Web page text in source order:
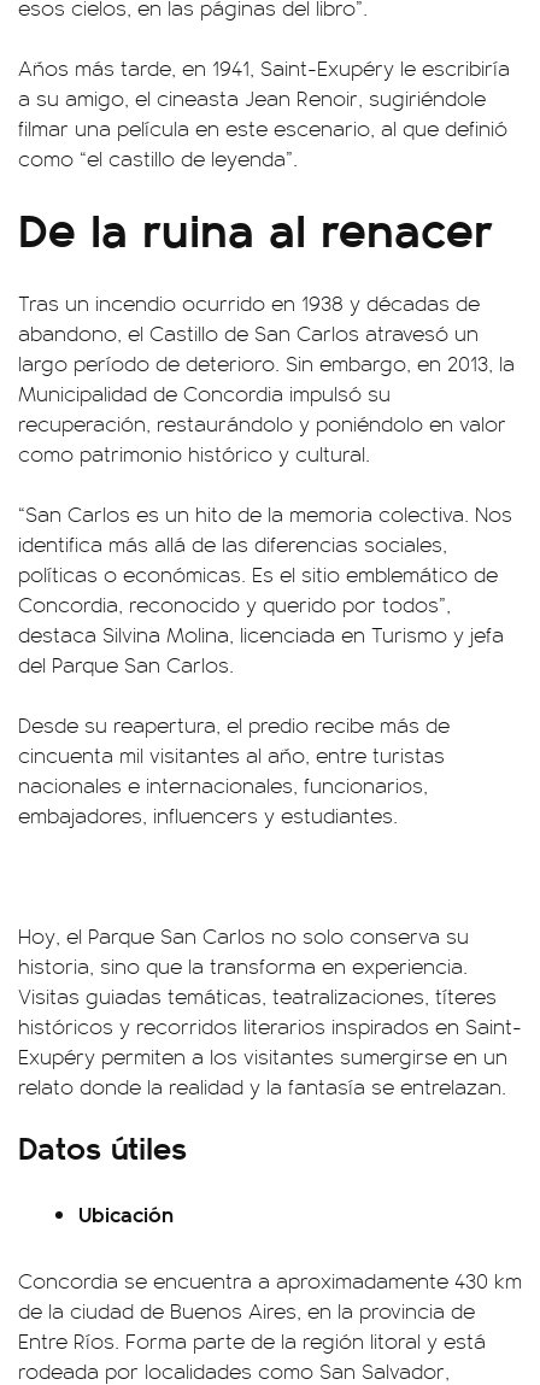
esos cielos, en las páginas del libro”.
Años más tarde, en 1941, Saint-Exupéry le escribiría
a su amigo, el cineasta Jean Renoir, sugiriéndole
filmar una película en este escenario, al que definió
como “el castillo de leyenda”.
De la ruina al renacer
Tras un incendio ocurrido en 1938 y décadas de
abandono, el Castillo de San Carlos atravesó un
largo período de deterioro. Sin embargo, en 2013, la
Municipalidad de Concordia impulsó su
recuperación, restaurándolo y poniéndolo en valor
como patrimonio histórico y cultural.
“San Carlos es un hito de la memoria colectiva. Nos
identifica más allá de las diferencias sociales,
políticas o económicas. Es el sitio emblemático de
Concordia, reconocido y querido por todos”,
destaca Silvina Molina, licenciada en Turismo y jefa
del Parque San Carlos.
Desde su reapertura, el predio recibe más de
cincuenta mil visitantes al año, entre turistas
nacionales e internacionales, funcionarios,
embajadores, influencers y estudiantes.
Hoy, el Parque San Carlos no solo conserva su
historia, sino que la transforma en experiencia.
Visitas guiadas temáticas, teatralizaciones, títeres
históricos y recorridos literarios inspirados en Saint-
Exupéry permiten a los visitantes sumergirse en un
relato donde la realidad y la fantasía se entrelazan.
Datos útiles
Ubicación
Concordia se encuentra a aproximadamente 430 km
de la ciudad de Buenos Aires, en la provincia de
Entre Ríos. Forma parte de la región litoral y está
rodeada por localidades como San Salvador,